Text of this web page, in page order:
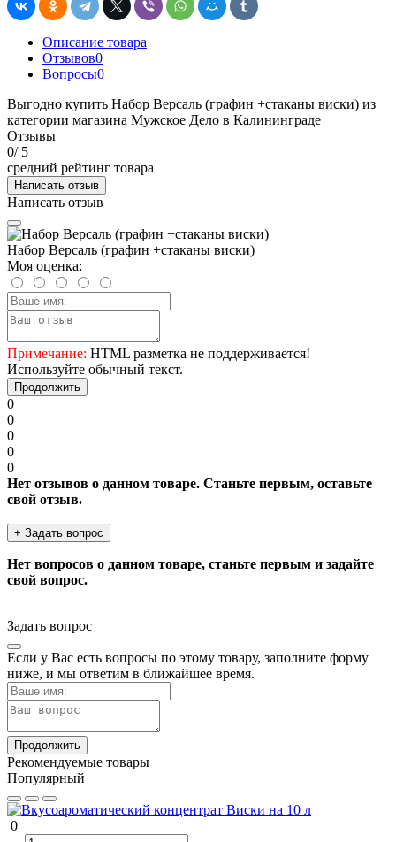
Описание товара
Отзывов0
Вопросы0
Выгодно купить Набор Версаль (графин +стаканы виски) из
категории магазина Мужское Дело в Калининграде
Отзывы
0/ 5
средний рейтинг товара
Написать отзыв
Написать отзыв
Набор Версаль (графин +стаканы виски)
Моя оценка:
Примечание: HTML разметка не поддерживается!
Используйте обычный текст.
Продолжить
0
0
0
0
0
Нет отзывов о данном товаре. Станьте первым, оставьте
свой отзыв.
+ Задать вопрос
Нет вопросов о данном товаре, станьте первым и задайте
свой вопрос.
Задать вопрос
Если у Вас есть вопросы по этому товару, заполните форму
ниже, и мы ответим в ближайшее время.
Продолжить
Рекомендуемые товары
Популярный
0